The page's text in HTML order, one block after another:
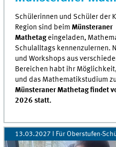
Schülerinnen und Schüler der
Region sind beimMünsteraner
Mathetageingeladen,
Schulalltags kennenzulernen.
und Workshops aus
Bereichen habt ihr
und das Mathematikstudium
Münsteraner Mathetag findet
2026 statt.
13.03.2027 I Für Oberstufen-